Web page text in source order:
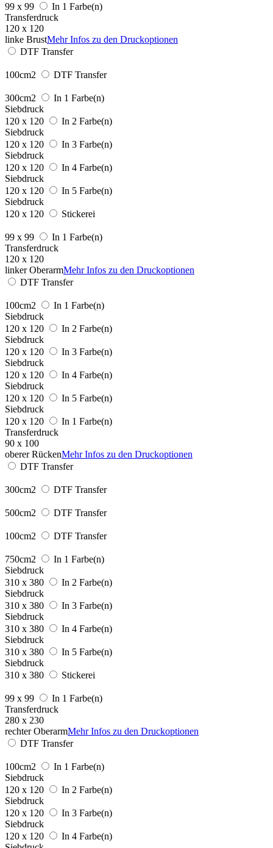
99 x 99
In 1 Farbe(n)
Transferdruck
120 x 120
linke BrustMehr Infos zu den Druckoptionen
DTF Transfer
100cm2 DTF Transfer
300cm2
In 1 Farbe(n)
Siebdruck
120 x 120
In 2 Farbe(n)
Siebdruck
120 x 120
In 3 Farbe(n)
Siebdruck
120 x 120
In 4 Farbe(n)
Siebdruck
120 x 120
In 5 Farbe(n)
Siebdruck
120 x 120
Stickerei
99 x 99
In 1 Farbe(n)
Transferdruck
120 x 120
linker OberarmMehr Infos zu den Druckoptionen
DTF Transfer
100cm2
In 1 Farbe(n)
Siebdruck
120 x 120
In 2 Farbe(n)
Siebdruck
120 x 120
In 3 Farbe(n)
Siebdruck
120 x 120
In 4 Farbe(n)
Siebdruck
120 x 120
In 5 Farbe(n)
Siebdruck
120 x 120
In 1 Farbe(n)
Transferdruck
90 x 100
oberer RückenMehr Infos zu den Druckoptionen
DTF Transfer
300cm2 DTF Transfer
500cm2 DTF Transfer
100cm2 DTF Transfer
750cm2
In 1 Farbe(n)
Siebdruck
310 x 380
In 2 Farbe(n)
Siebdruck
310 x 380
In 3 Farbe(n)
Siebdruck
310 x 380
In 4 Farbe(n)
Siebdruck
310 x 380
In 5 Farbe(n)
Siebdruck
310 x 380
Stickerei
99 x 99
In 1 Farbe(n)
Transferdruck
280 x 230
rechter OberarmMehr Infos zu den Druckoptionen
DTF Transfer
100cm2
In 1 Farbe(n)
Siebdruck
120 x 120
In 2 Farbe(n)
Siebdruck
120 x 120
In 3 Farbe(n)
Siebdruck
120 x 120
In 4 Farbe(n)